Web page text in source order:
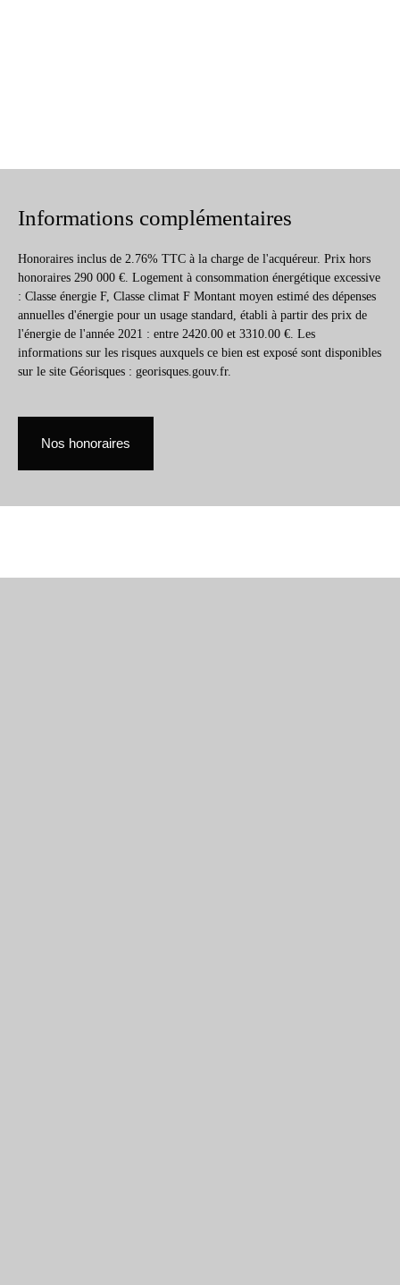
Informations complémentaires
Honoraires inclus de 2.76% TTC à la charge de l'acquéreur. Prix hors
honoraires 290 000 €. Logement à consommation énergétique excessive
: Classe énergie F, Classe climat F Montant moyen estimé des dépenses
annuelles d'énergie pour un usage standard, établi à partir des prix de
l'énergie de l'année 2021 : entre 2420.00 et 3310.00 €. Les
informations sur les risques auxquels ce bien est exposé sont disponibles
sur le site Géorisques : georisques.gouv.fr.
Nos honoraires